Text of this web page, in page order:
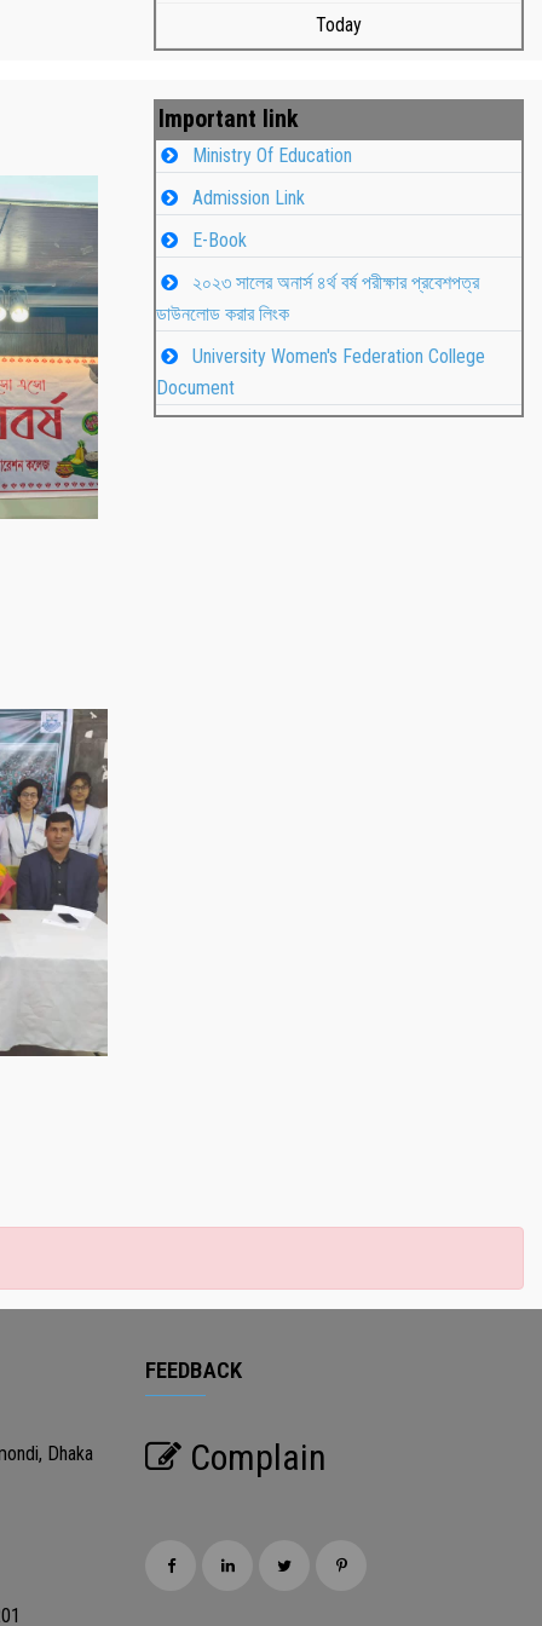
Today
Important link
Ministry Of Education
Admission Link
E-Book
২০২৩ সালের অনার্স ৪র্থ বর্ষ পরীক্ষার প্রবেশপত্র
ডাউনলোড করার লিংক
University Women's Federation College
Document
Dhaka
FEEDBACK
Complain